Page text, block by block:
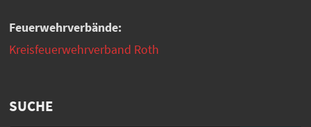
Feuerwehrverbände:
Kreisfeuerwehrverband Roth
SUCHE